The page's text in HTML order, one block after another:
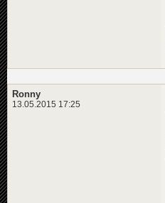
Ronny
13.05.2015 17:25